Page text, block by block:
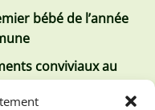
bébé de l’année
conviviaux au